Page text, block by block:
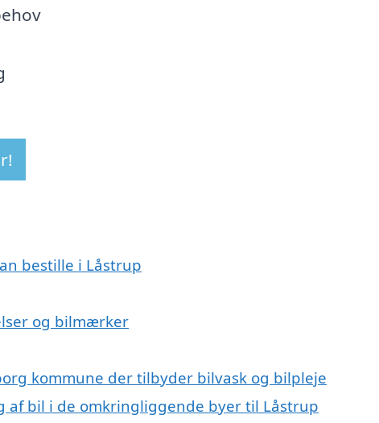
bestille i Låstrup
og bilmærker
kommune der tilbyder bilvask og bilpleje
af bil i de omkringliggende byer til Låstrup